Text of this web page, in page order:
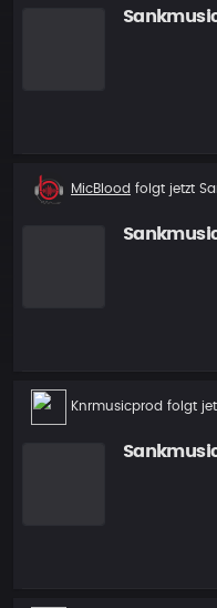
Neuer
MicBlood folgt jetzt
Neuer
Knrmusicprod folgt